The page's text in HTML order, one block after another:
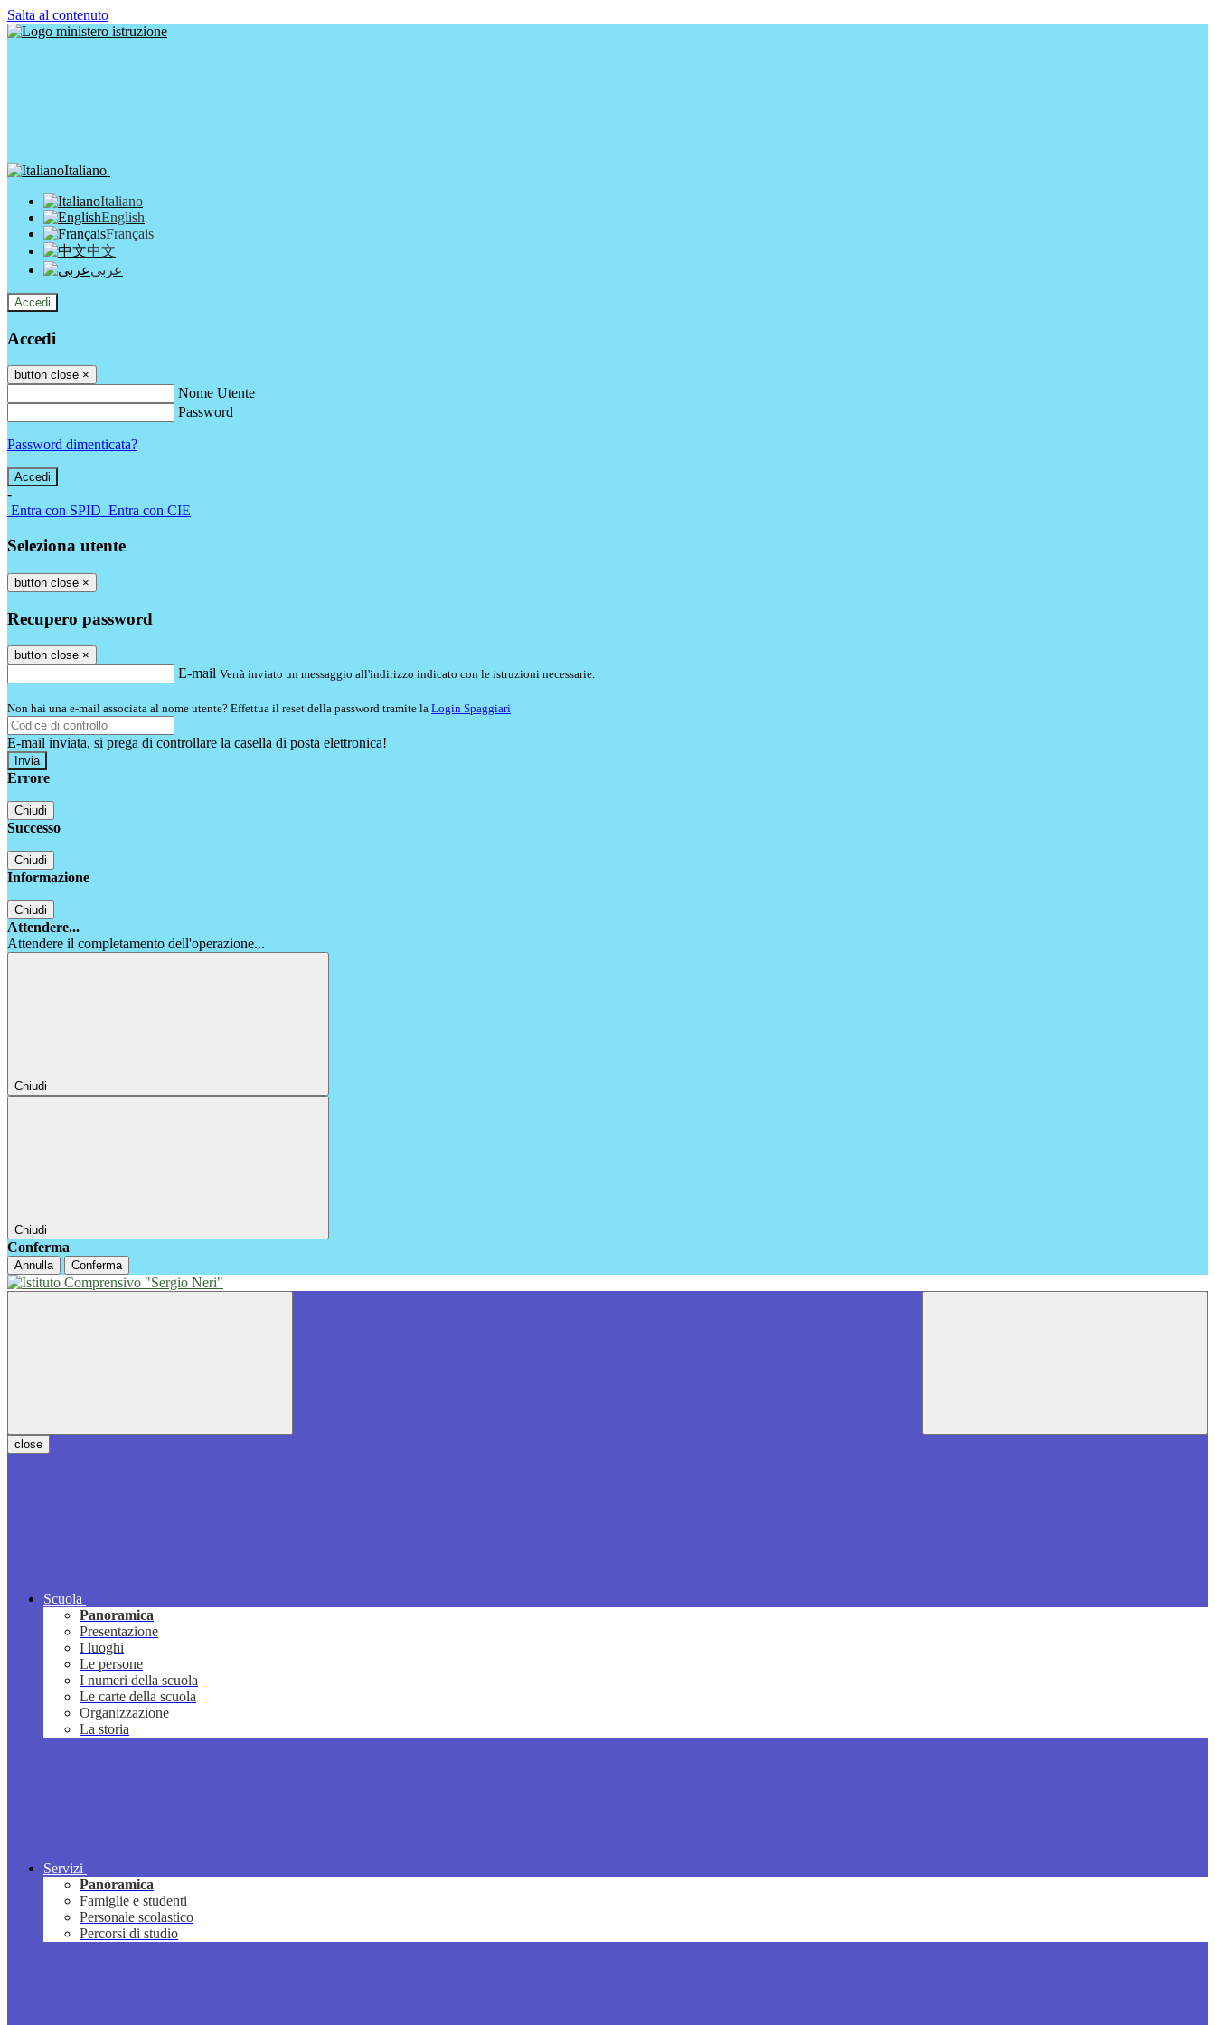
Salta al contenuto
Italiano
Italiano
English
Français
中文
عربى
Accedi
Accedi
button close ×
Nome Utente
Password
Password dimenticata?
-
Entra con SPID Entra con CIE
Seleziona utente
button close ×
Recupero password
button close ×
E-mail Verrà inviato un messaggio all'indirizzo indicato con le istruzioni necessarie.
Non hai una e-mail associata al nome utente? Effettua il reset della password tramite la Login Spaggiari
E-mail inviata, si prega di controllare la casella di posta elettronica!
Errore
Chiudi
Successo
Chiudi
Informazione
Chiudi
Attendere...
Attendere il completamento dell'operazione...
Chiudi
Chiudi
Conferma
Annulla Conferma
close
Scuola
Panoramica
Presentazione
I luoghi
Le persone
I numeri della scuola
Le carte della scuola
Organizzazione
La storia
Servizi
Panoramica
Famiglie e studenti
Personale scolastico
Percorsi di studio